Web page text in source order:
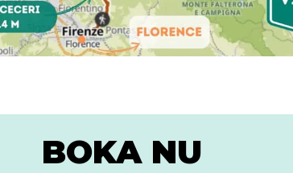
BOKA NU